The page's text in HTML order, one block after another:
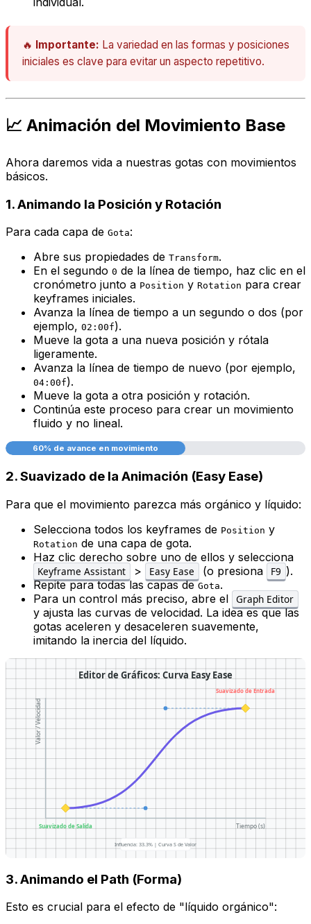
🔥 Importante: La variedad en las formas y posiciones
iniciales es clave para evitar un aspecto repetitivo.
📈 Animación del Movimiento Base
Ahora daremos vida a nuestras gotas con movimientos
básicos.
1. Animando la Posición y Rotación
Para cada capa de Gota:
Abre sus propiedades de Transform.
En el segundo 0 de la línea de tiempo, haz clic en el
cronómetro junto a Position y Rotation para crear
keyframes iniciales.
Avanza la línea de tiempo a un segundo o dos (por
ejemplo, 02:00f).
Mueve la gota a una nueva posición y rótala
ligeramente.
Avanza la línea de tiempo de nuevo (por ejemplo,
04:00f).
Mueve la gota a otra posición y rotación.
Continúa este proceso para crear un movimiento
fluido y no lineal.
60% de avance en movimiento
2. Suavizado de la Animación (Easy Ease)
Para que el movimiento parezca más orgánico y líquido:
Selecciona todos los keyframes de Position y
Rotation de una capa de gota.
Haz clic derecho sobre uno de ellos y selecciona
Keyframe Assistant > Easy Ease (o presiona F9 ).
Repite para todas las capas deGota.
Para un control más preciso, abre el
Graph Editor
y ajusta las curvas de velocidad. La idea es que las
gotas aceleren y desaceleren suavemente,
imitando la inercia del líquido.
Editor de Gráficos: Curva Easy Ease
Tiempo (s)
Valor / Velocidad
Suavizado de Salida
Suavizado de Entrada
Influencia: 33.3% | Curva S de Valor
3. Animando el Path (Forma)
Esto es crucial para el efecto de "líquido orgánico":